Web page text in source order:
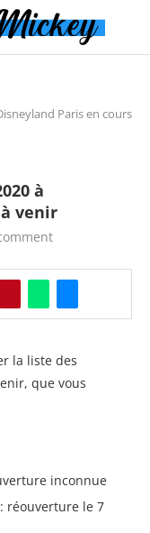
Paris en cours
à
venir
la liste des
que vous
inconnue
: réouverture le 7